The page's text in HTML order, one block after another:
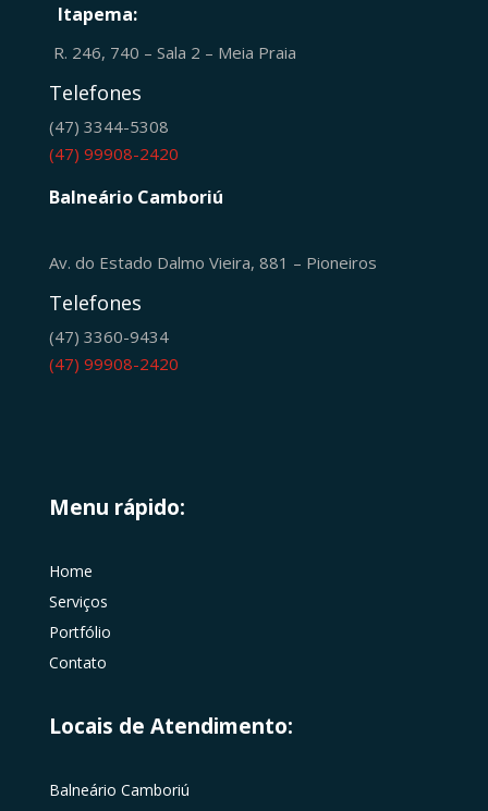
Itapema:
R. 246, 740 – Sala 2 – Meia Praia
Telefones
(47) 3344-5308
(47) 99908-2420
Balneário Camboriú
Av. do Estado Dalmo Vieira, 881 – Pioneiros
Telefones
(47) 3360-9434
(47) 99908-2420
Menu rápido:
Home
Serviços
Portfólio
Contato
Locais de Atendimento:
Balneário Camboriú